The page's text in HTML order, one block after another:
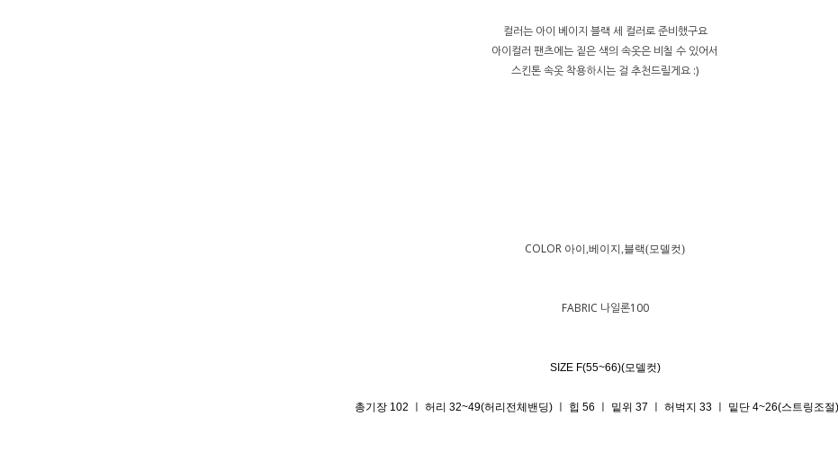
컬러는 아이 베이지 블랙 세 컬러로 준비했구요
아이컬러 팬츠에는 짙은 색의 속옷은 비칠 수 있어서
스킨톤 속옷 착용하시는 걸 추천드릴게요 :)
COLOR 아이,베이지,블랙(모델컷)
FABRIC 나일론100
SIZE F(55~66)(모델컷)
총기장 102 ㅣ 허리 32~49(허리전체밴딩) ㅣ 힙 56 ㅣ 밑위 37 ㅣ 허벅지 33 ㅣ 밑단 4~26(스트링조절